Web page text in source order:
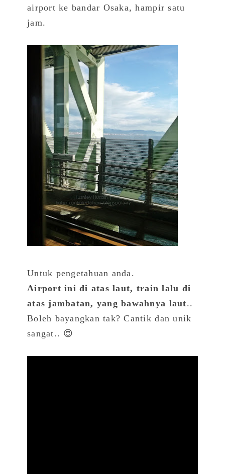
airport ke bandar Osaka, hampir satu
jam.
Untuk pengetahuan anda.
Airport ini di atas laut, train lalu di
atas jambatan, yang bawahnya laut..
Boleh bayangkan tak? Cantik dan unik
sangat.. 😍